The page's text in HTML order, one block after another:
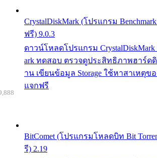
CrystalDiskMark (โปรแกรม
ฟรี) 9.0.3
ดาวน์โหลดโปรแกรม CrystalDiskMark
ark ทดสอบ ตรวจดูประสิทธิภาพฮาร์ด
าน เขียนข้อมูล Storage ใช้หาสาเหตุขอ
แจกฟรี
BitComet (โปรแกรมโหลดบิท Bit
รี) 2.19